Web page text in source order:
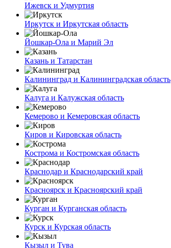
Ижевск и Удмуртия
Иркутск и Иркутская область
Йошкар-Ола и Марий Эл
Казань и Татарстан
Калининград и Калининградская область
Калуга и Калужская область
Кемерово и Кемеровская область
Киров и Кировская область
Кострома и Костромская область
Краснодар и Краснодарский край
Красноярск и Красноярский край
Курган и Курганская область
Курск и Курская область
Кызыл и Тува